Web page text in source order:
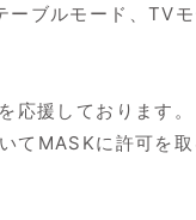
ブルモード、TV
応援しております。
てMASKに許可を取